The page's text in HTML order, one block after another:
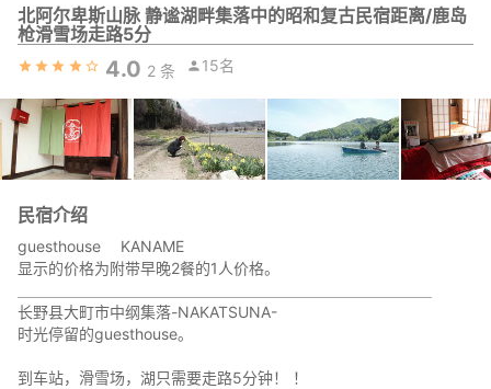
北阿尔卑斯山脉 静谧湖畔集落中的昭和复古民宿距离/鹿岛
枪滑雪场走路5分
4.0 2 条 15名
民宿介绍
guesthouse KANAME
显示的价格为附带早晚2餐的1人价格。
长野县大町市中纲集落-NAKATSUNA-
时光停留的guesthouse。
到车站，滑雪场，湖只需要走路5分钟！ ！